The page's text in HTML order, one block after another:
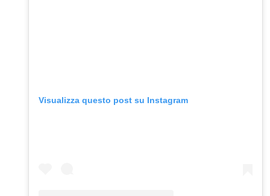
Visualizza questo post su Instagram